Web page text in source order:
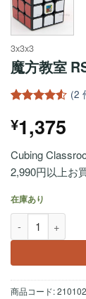
3x3x3
魔方教室
者評価に
基づく5段
うち、 4.5
点
(2
¥1,375
Cubing
2,990円以上お
在庫あり
魔方教室 RS3
商品コード: